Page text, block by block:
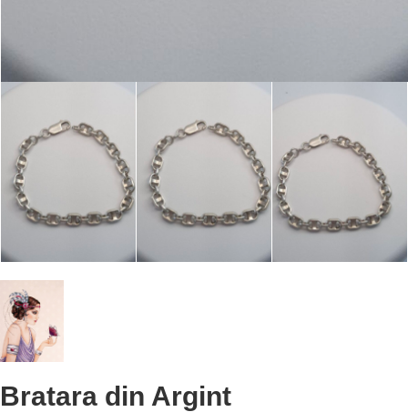
Bratara din Argint